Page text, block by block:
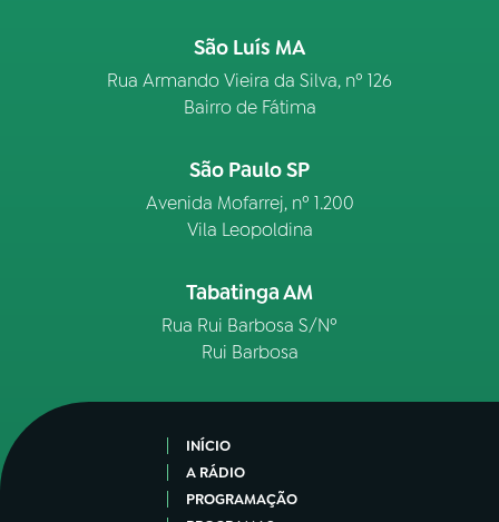
São Luís MA
Rua Armando Vieira da Silva, nº 126
Bairro de Fátima
São Paulo SP
Avenida Mofarrej, nº 1.200
Vila Leopoldina
Tabatinga AM
Rua Rui Barbosa S/Nº
Rui Barbosa
INÍCIO
A RÁDIO
PROGRAMAÇÃO